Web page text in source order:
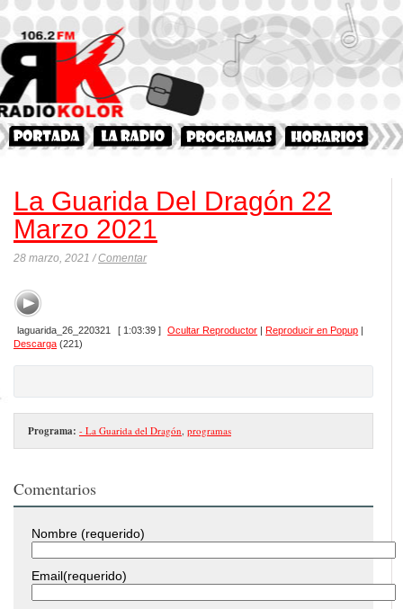
La Guarida Del Dragón 22
Marzo 2021
28 marzo, 2021 /Comentar
laguarida_26_220321 [ 1:03:39 ] Ocultar Reproductor |Reproducir en Popup |
Descarga (221)
Programa: - La Guarida del Dragón programas
Comentarios
Nombre (requerido)
Email(requerido)